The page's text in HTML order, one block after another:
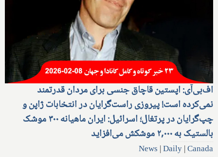
اف‌بی‌آی: اپستین قاچاق جنسی برای مردان قدرتمند
نمی‌کرده است! پیروزی راست‌گرایان در انتخابات ژاپن و
چپ‌گرایان در پرتغال؛ اسرائیل: ایران ماهیانه ۳۰۰ موشک
بالستیک به ۲,۰۰۰ موشکش می‌افزاید
News |Daily|Canada